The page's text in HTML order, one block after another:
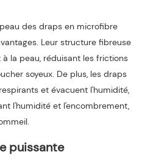
des draps en microfibre
Leur structure fibreuse
la peau, réduisant les frictions
soyeux. De plus, les draps
et évacuent l'humidité,
l'humidité et l'encombrement,
puissante